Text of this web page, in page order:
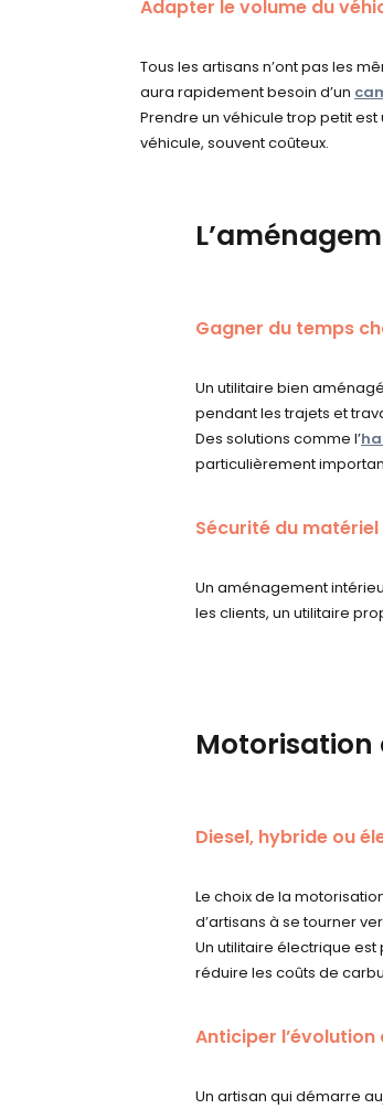
Adapter le volume du
Tous les artisans n’ont pas les
aura rapidement besoin d’un
Prendre un véhicule trop petit
véhicule, souvent coûteux.
Gagner du temps
Un utilitaire bien
pendant les trajets et
Des solutions comme l’
particulièrement
Sécurité du
Un aménagement
les clients, un utilitaire
Diesel, hybride ou
Le choix de la
d’artisans à se tourner
Un utilitaire électrique
réduire les coûts de
Anticiper
Un artisan qui démarre